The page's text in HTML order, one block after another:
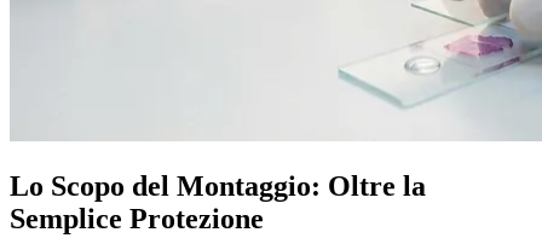
Lo Scopo del Montaggio: Oltre la
Semplice Protezione